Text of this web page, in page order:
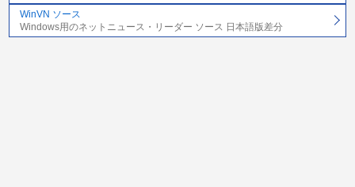
WinVN ソース
Windows用のネットニュース・リーダー ソース 日本語版差分